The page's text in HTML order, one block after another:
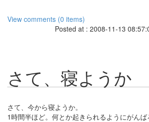
View comments (0 items)
Posted at : 2008-11-13
さて、寝ようか
さて、今から寝ようか。
1時間半ほど。何とか起きられるようにがんば